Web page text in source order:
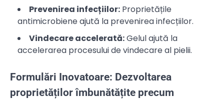
Prevenirea infecțiilor: Proprietățile
antimicrobiene ajută la prevenirea infecțiilor.
Vindecare accelerată:Gelul ajută la
accelerarea procesului de vindecare al pielii.
Formulări Inovatoare: Dezvoltarea
proprietăților îmbunătățite precum